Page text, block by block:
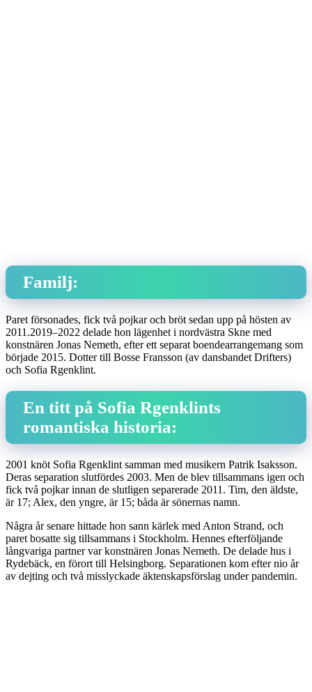
Familj:
Paret försonades, fick två pojkar och bröt sedan upp på hösten av
2011.2019–2022 delade hon lägenhet i nordvästra Skne med
konstnären Jonas Nemeth, efter ett separat boendearrangemang som
började 2015. Dotter till Bosse Fransson (av dansbandet Drifters)
och Sofia Rgenklint.
En titt på Sofia Rgenklints
romantiska historia:
2001 knöt Sofia Rgenklint samman med musikern Patrik Isaksson.
Deras separation slutfördes 2003. Men de blev tillsammans igen och
fick två pojkar innan de slutligen separerade 2011. Tim, den äldste,
är 17; Alex, den yngre, är 15; båda är sönernas namn.
Några år senare hittade hon sann kärlek med Anton Strand, och
paret bosatte sig tillsammans i Stockholm. Hennes efterföljande
långvariga partner var konstnären Jonas Nemeth. De delade hus i
Rydebäck, en förort till Helsingborg. Separationen kom efter nio år
av dejting och två misslyckade äktenskapsförslag under pandemin.